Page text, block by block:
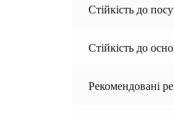
Стійкість до
Стійкість до
Рекомендовані